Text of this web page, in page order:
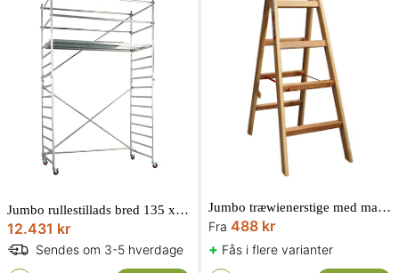
Jumbo rullestillads bred 135 x 250 cm. Arbejdsh. 5,2 m, ståhøjde 3,2 m 9900
12.431 kr
Sendes om 3-5 hverdage
Jumbo træwienerstige med massive trin, olieret
Fra 488 kr
+ Fås i flere varianter